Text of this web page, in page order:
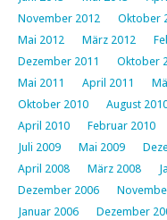
November 2012
Oktober
Mai 2012
März 2012
Dezember 2011
Oktober
Mai 2011
April 2011
Oktober 2010
August
April 2010
Februar 2010
Juli 2009
Mai 2009
April 2008
März 2008
Dezember 2006
Januar 2006
Dezember